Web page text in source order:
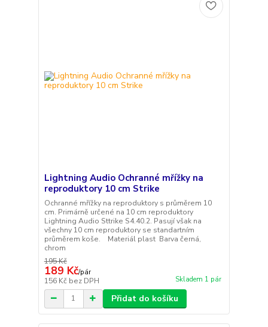
Lightning Audio Ochranné mřížky na
reproduktory 10 cm Strike
Ochranné mřížky na reproduktory s průměrem 10
cm. Primárně určené na 10 cm reproduktory
Lightning Audio Sttrike S4.40.2. Pasují však na
všechny 10 cm reproduktory se standartním
průměrem koše. Materiál plast Barva černá,
chrom
195 Kč
189 Kč/pár
156 Kč bez DPH Skladem 1 pár
Přidat do košíku